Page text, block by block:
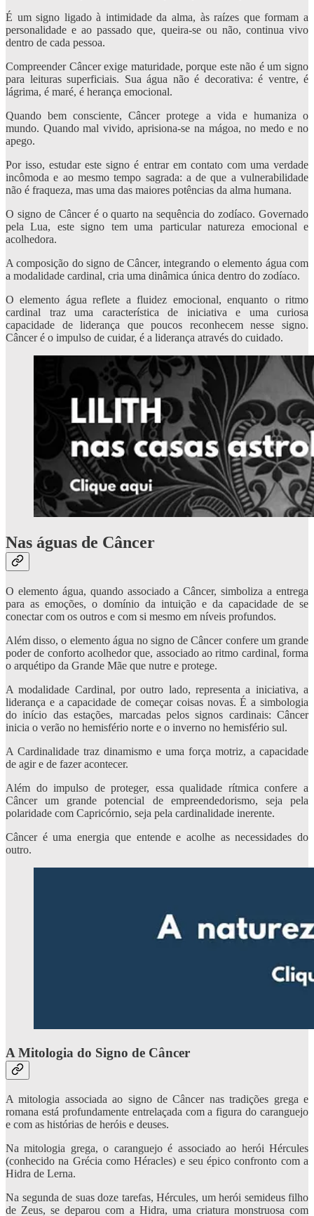
É um signo ligado à intimidade da alma, às raízes que formam a
personalidade e ao passado que, queira-se ou não, continua vivo
dentro de cada pessoa.
Compreender Câncer exige maturidade, porque este não é um signo
para leituras superficiais. Sua água não é decorativa: é ventre, é
lágrima, é maré, é herança emocional.
Quando bem consciente, Câncer protege a vida e humaniza o
mundo. Quando mal vivido, aprisiona-se na mágoa, no medo e no
apego.
Por isso, estudar este signo é entrar em contato com uma verdade
incômoda e ao mesmo tempo sagrada: a de que a vulnerabilidade
não é fraqueza, mas uma das maiores potências da alma humana.
O signo de Câncer é o quarto na sequência do zodíaco. Governado
pela Lua, este signo tem uma particular natureza emocional e
acolhedora.
A composição do signo de Câncer, integrando o elemento água com
a modalidade cardinal, cria uma dinâmica única dentro do zodíaco.
O elemento água reflete a fluidez emocional, enquanto o ritmo
cardinal traz uma característica de iniciativa e uma curiosa
capacidade de liderança que poucos reconhecem nesse signo.
Câncer é o impulso de cuidar, é a liderança através do cuidado.
Nas águas de Câncer
O elemento água, quando associado a Câncer, simboliza a entrega
para as emoções, o domínio da intuição e da capacidade de se
conectar com os outros e com si mesmo em níveis profundos.
Além disso, o elemento água no signo de Câncer confere um grande
poder de conforto acolhedor que, associado ao ritmo cardinal, forma
o arquétipo da Grande Mãe que nutre e protege.
A modalidade Cardinal, por outro lado, representa a iniciativa, a
liderança e a capacidade de começar coisas novas. É a simbologia
do início das estações, marcadas pelos signos cardinais: Câncer
inicia o verão no hemisfério norte e o inverno no hemisfério sul.
A Cardinalidade traz dinamismo e uma força motriz, a capacidade
de agir e de fazer acontecer.
Além do impulso de proteger, essa qualidade rítmica confere a
Câncer um grande potencial de empreendedorismo, seja pela
polaridade com Capricórnio, seja pela cardinalidade inerente.
Câncer é uma energia que entende e acolhe as necessidades do
outro.
A Mitologia do Signo de Câncer
A mitologia associada ao signo de Câncer nas tradições grega e
romana está profundamente entrelaçada com a figura do caranguejo
e com as histórias de heróis e deuses.
Na mitologia grega, o caranguejo é associado ao herói Hércules
(conhecido na Grécia como Héracles) e seu épico confronto com a
Hidra de Lerna.
Na segunda de suas doze tarefas, Hércules, um herói semideus filho
de Zeus, se deparou com a Hidra, uma criatura monstruosa com